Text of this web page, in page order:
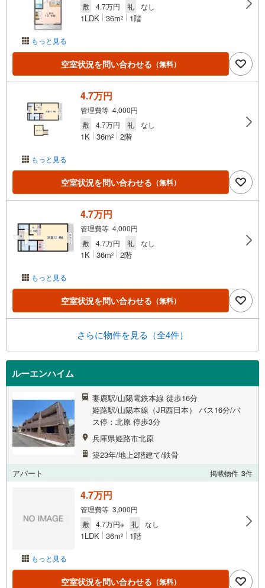
もっと見る
敷
4.7万円 礼 なし
1LDK 36m2 1階
空室状況を問い合わせる （無料）
もっと見る
4.7万円
管理費等 4,000円
敷
4.7万円 礼 なし
1K 36m2 2階
空室状況を問い合わせる （無料）
もっと見る
4.7万円
管理費等 4,000円
敷
4.7万円 礼 なし
1K 36m2 2階
空室状況を問い合わせる （無料）
さらに物件を見る（全4件）
ルーエンハイム
妻鹿駅/山陽電鉄本線 徒歩16分
姫路駅/山陽本線（JR西日本） バス16分/バ
ス停：北原 停歩3分
兵庫県姫路市北原
築23年/地上2階建て/鉄骨
アパート
掲載物件 3件
もっと見る
4.7万円
管理費等 3,000円
敷
4.7万円※ 礼 なし
1LDK 36m2 1階
空室状況を問い合わせる （無料）